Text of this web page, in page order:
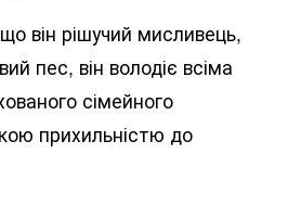
він рішучий мисливець,
пес, він володіє всіма
сімейного
прихильністю до